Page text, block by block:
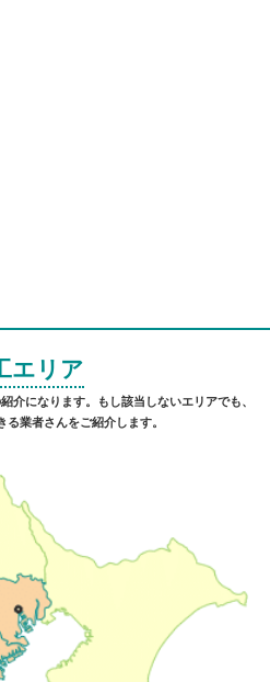
エリア
介になります。もし該当しないエリアでも、
る業者さんをご紹介します。